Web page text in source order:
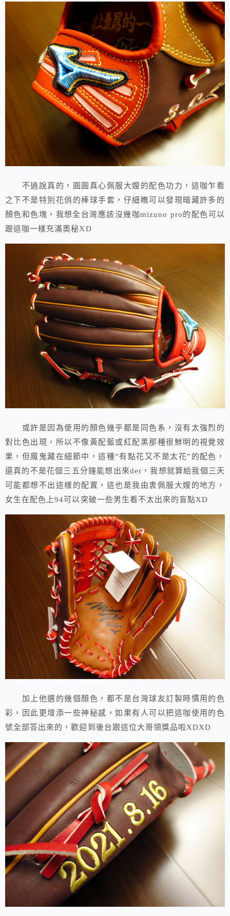
不過說真的，圓圓真心佩服大嫂的配色功力，這咖乍看
之下不是特別花俏的棒球手套，仔細瞧可以發現暗藏許多的
顏色和色塊，我想全台灣應該沒幾咖mizuno pro的配色可以
跟這咖一樣充滿奧秘XD
或許是因為使用的顏色幾乎都是同色系，沒有太強烈的
對比色出現，所以不像黃配藍或紅配黑那種很鮮明的視覺效
果，但魔鬼藏在細節中，這種”有點花又不是太花”的配色，
還真的不是花個三五分鐘能想出來der，我想就算給我個三天
可能都想不出這樣的配置，這也是我由衷佩服大嫂的地方，
女生在配色上94可以突破一些男生看不太出來的盲點XD
加上他選的幾個顏色，都不是台灣球友訂製時慣用的色
彩，因此更增添一些神秘感，如果有人可以把這咖使用的色
號全部答出來的，歡迎到後台跟這位大哥領獎品啦XDXD